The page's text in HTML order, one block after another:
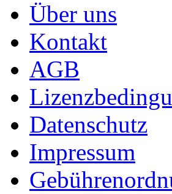
Über uns
Kontakt
AGB
Datenschutz
Impressum